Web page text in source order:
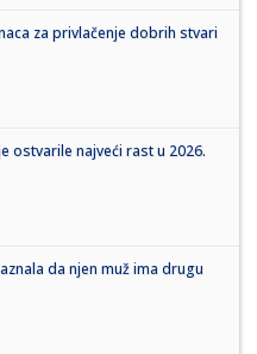
za privlačenje dobrih stvari
ostvarile najveći rast u 2026.
da njen muž ima drugu